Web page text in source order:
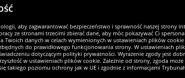
Jesteśmy wyjątkowi
aby zagwarantować bezpieczeństwo i sprawność naszej strony
ze stronami trzecimi zbierać dane, aby móc pokazywać Ci
Twoich danych w celach wymienionych w ustawieniach plików
do prawidłowego funkcjonowania strony. W ustawieniach
dotyczącym polityki prywatności. Wyrażenie zgody jest
w ustawieniach plików cookie. Zależnie od strony, zgoda
takiego poziomu ochrony jak w UE i zgodnie z informacjami